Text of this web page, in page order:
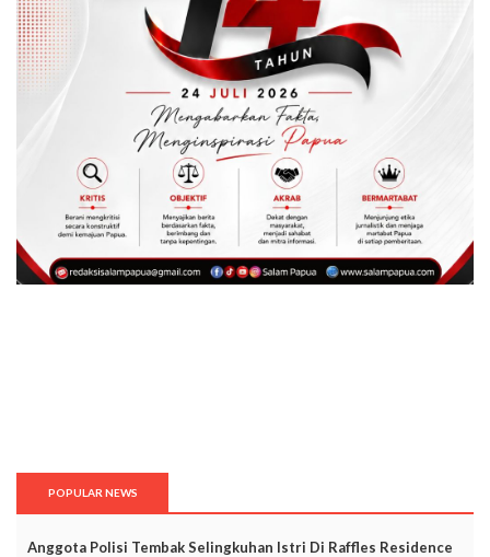
POPULAR NEWS
Anggota Polisi Tembak Selingkuhan Istri Di Raffles Residence